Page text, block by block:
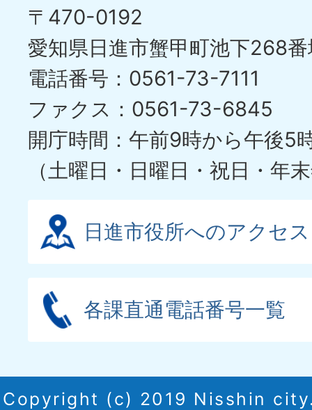
〒470-0192
愛知県日進市蟹甲町池下268
電話番号：0561-73-7111
ファクス：0561-73-6845
開庁時間：午前9時から午後5
（土曜日・日曜日・祝日・年
日進市役所へのアクセス
各課直通電話番号一覧
Copyright (c) 2019 Nisshin